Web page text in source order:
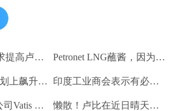
Vedanta唤醒寻求提高卢比。25-30亿卢比 Petronet LNG蘸酱，因为RBI禁令新鲜FII购买
GSFC在扩展计划上飙升2％ 印度工业商会表示有必要进一步推动家庭消费和私人投资
罗马尼亚初创公司Vatis Tech为其人工智能在线语音识别平台筹集了20万欧元 懒散！卢比在近日晴天结束